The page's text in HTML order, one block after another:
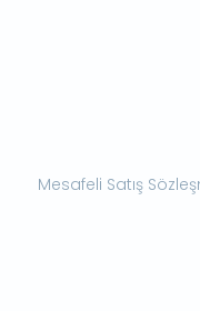
Mesafeli Satış